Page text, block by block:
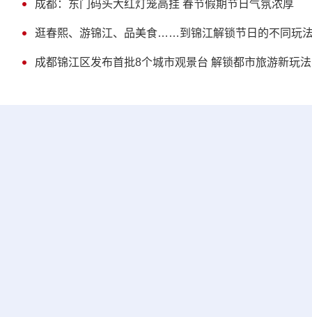
成都：东门码头大红灯笼高挂 春节假期节日气氛浓厚
逛春熙、游锦江、品美食……到锦江解锁节日的不同玩
成都锦江区发布首批8个城市观景台 解锁都市旅游新玩法